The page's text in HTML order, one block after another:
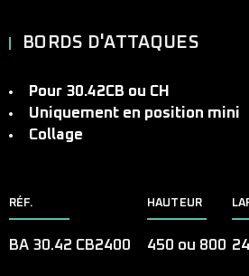
BORDS D'ATTAQUES
Pour 30.42CB ou CH
Uniquement en position mini
Collage
RÉF.
BA 30.42 CB2400
HAUTEUR
450 ou 800